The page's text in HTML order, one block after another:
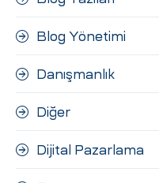
Blog Yönetimi
Danışmanlık
Diğer
Dijital Pazarlama